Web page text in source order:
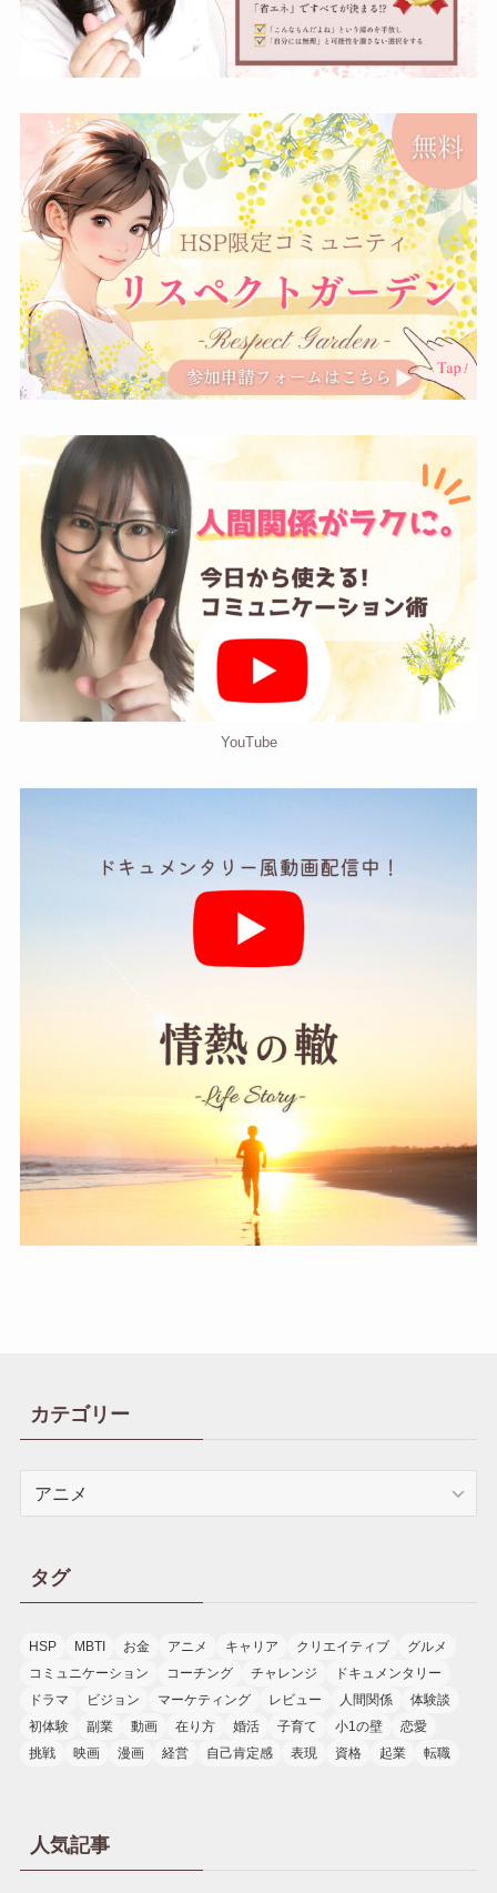
YouTube
カテゴリー
ー
タグ
HSP MBTI お金 アニメ キャリア クリエイティブ
グルメ
コミュニケーション
コーチング チャレンジ
ドキュメンタリー
ドラマ
ビジョン マーケティング レビュー 人間関係
体験談
初体験
副業 動画 在り方 婚活 子育て 小1の壁
恋愛
挑戦
映画 漫画 経営 自己肯定感 表現 資格 起業 転職
人気記事